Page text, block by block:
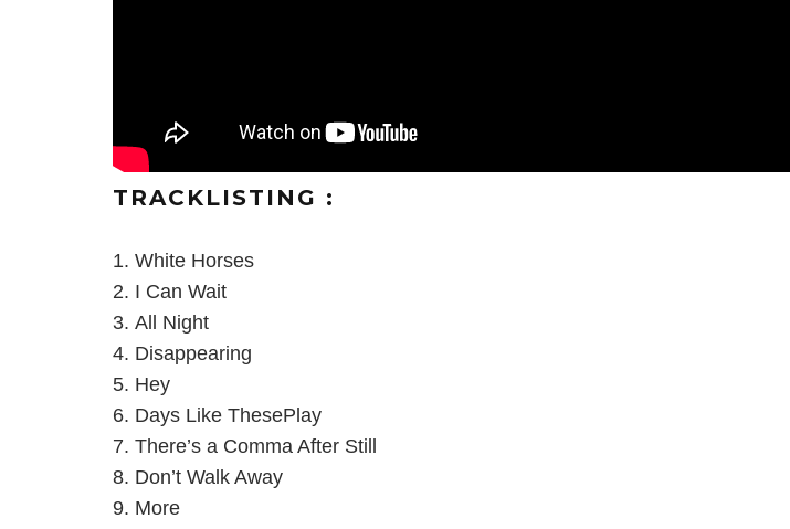
TRACKLISTING :
White Horses
I Can Wait
All Night
Disappearing
Hey
Days Like ThesePlay
There’s a Comma After Still
Don’t Walk Away
More